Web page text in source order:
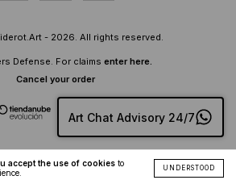
accept the use of cookies to
UNDERSTOOD
Art Chat Advisory 24/7
- 2026. All rights reserved.
Defense. For claims enter here.
Cancel your order